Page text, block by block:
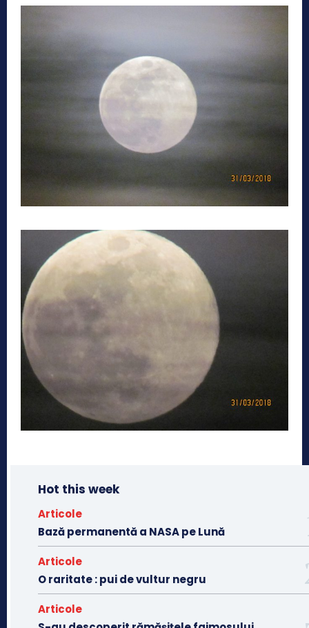
Hot this week
Articole
Bază permanentă a NASA pe Lună
Articole
O raritate : pui de vultur negru
Articole